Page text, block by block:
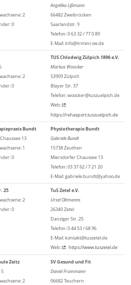
2
0
Angelika Lißmann
66482 Zweibrücken
Saarlandstr. 9
Telefon: 0 63 32 / 77 0 89
E-Mail: info@trimini-zw.de
2
0
TUS Chlodwig Zülpich 1896 e.V.
Markus Woocker
53909 Zülpich
Blayer Str. 37
Telefon: woocker@tuszuelpich.de
Web:
https://rehasport.tuszuelpich.de
Bundt
13
1
0
Physiotherapie Bundt
Gabriele Bundt
15738 Zeuthen
Miersdorfer Chaussee 13
Telefon: 03 37 62 / 7 21 20
E-Mail: gabriele.bundt@yahoo.de
25
2
0
TuS Zetel e.V.
Ursel Oltmanns
26340 Zetel
Danziger Str. 25
Telefon: 0 44 53 / 68 96
E-Mail: kontakt@tuszetel.de
Web:
https://www.tuszetel.de
Zeitz
5
2
SV Gesund und Fit
Daniel Frommann
06682 Teuchern